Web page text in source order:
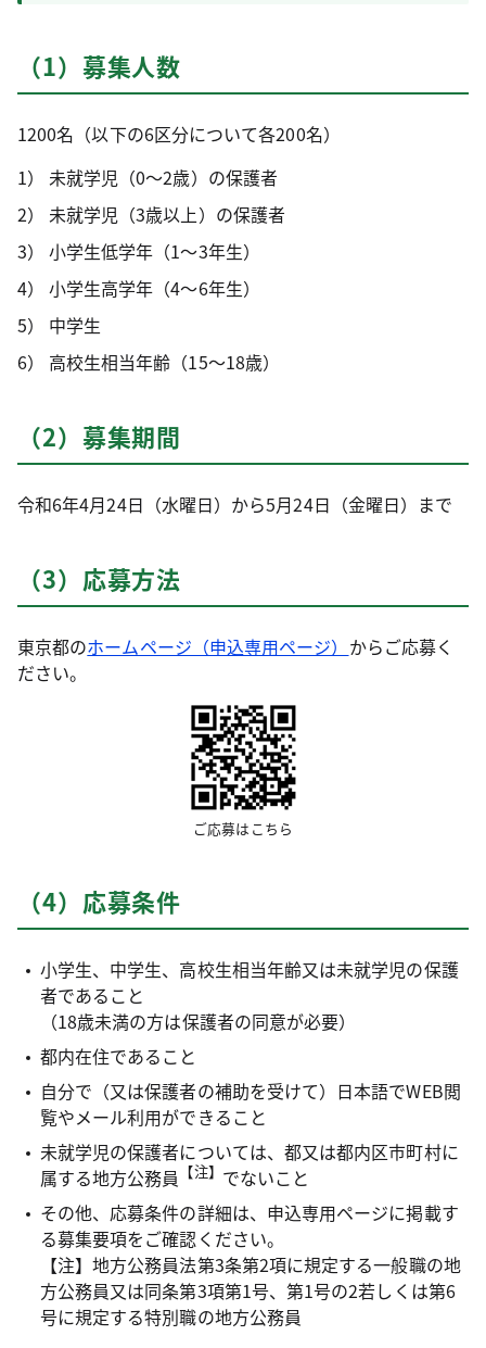
（1）募集人数
1200名（以下の6区分について各200名）
未就学児（0～2歳）の保護者
未就学児（3歳以上）の保護者
小学生低学年（1～3年生）
小学生高学年（4～6年生）
中学生
高校生相当年齢（15～18歳）
（2）募集期間
令和6年4月24日（水曜日）から5月24日（金曜日）まで
（3）応募方法
東京都のホームページ（申込専用ページ） からご応募く
ださい。
ご応募はこちら
（4）応募条件
小学生、中学生、高校生相当年齢又は未就学児の保護
者であること
（18歳未満の方は保護者の同意が必要）
都内在住であること
自分で（又は保護者の補助を受けて）日本語でWEB閲
覧やメール利用ができること
未就学児の保護者については、都又は都内区市町村に
属する地方公務員 【注】 でないこと
その他、応募条件の詳細は、申込専用ページに掲載す
る募集要項をご確認ください。
【注】地方公務員法第3条第2項に規定する一般職の地
方公務員又は同条第3項第1号、第1号の2若しくは第6
号に規定する特別職の地方公務員